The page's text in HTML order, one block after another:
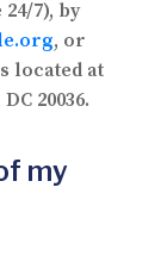
7), by
, or
located at
20036.
my